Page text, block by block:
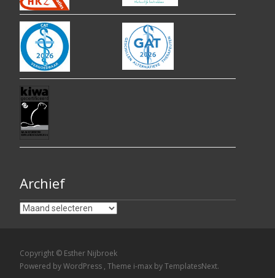
Archief
Archief
Copyright © Esther Nijbroek
Powered by WordPress , Theme i-max by TemplatesNext.